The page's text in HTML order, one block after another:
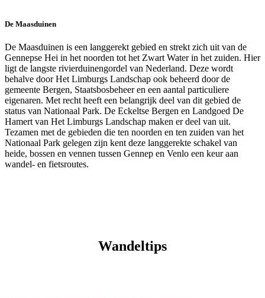
De Maasduinen
De Maasduinen is een langgerekt gebied en strekt zich uit van de
Gennepse Hei in het noorden tot het Zwart Water in het zuiden. Hier
ligt de langste rivierduinengordel van Nederland. Deze wordt
behalve door Het Limburgs Landschap ook beheerd door de
gemeente Bergen, Staatsbosbeheer en een aantal particuliere
eigenaren. Met recht heeft een belangrijk deel van dit gebied de
status van Nationaal Park. De Eckeltse Bergen en Landgoed De
Hamert van Het Limburgs Landschap maken er deel van uit.
Tezamen met de gebieden die ten noorden en ten zuiden van het
Nationaal Park gelegen zijn kent deze langgerekte schakel van
heide, bossen en vennen tussen Gennep en Venlo een keur aan
wandel- en fietsroutes.
Wandeltips